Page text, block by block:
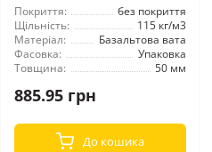
Покриття:
без покриття
Щільність:
115 кг/м3
Матеріал:
Базальтова вата
Фасовка:
Упаковка
Товщина:
50 мм
885.95 грн
До кошика